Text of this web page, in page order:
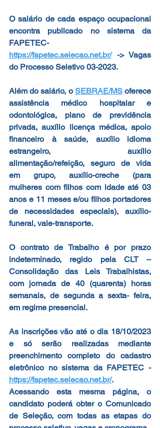
O salário de cada espaço ocupacional
encontra publicado no sistema da
FAPETEC-
https://fapetec.selecao.net.br/ -> Vagas
do Processo Seletivo 03-2023.
Além do salário, o SEBRAE/MS oferece
assistência médico hospitalar e
odontológica, plano de previdência
privada, auxílio licença médica, apoio
financeiro à saúde, auxílio idioma
estrangeiro, auxílio
alimentação/refeição, seguro de vida
em grupo, auxílio-creche (para
mulheres com filhos com idade até 03
anos e 11 meses e/ou filhos portadores
de necessidades especiais), auxílio-
funeral, vale-transporte.
O contrato de Trabalho é por prazo
indeterminado, regido pela CLT –
Consolidação das Leis Trabalhistas,
com jornada de 40 (quarenta) horas
semanais, de segunda a sexta- feira,
em regime presencial.
As inscrições vão até o dia 18/10/2023
e só serão realizadas mediante
preenchimento completo do cadastro
eletrônico no sistema da FAPETEC -
https://fapetec.selecao.net.br/.
Acessando esta mesma página, o
candidato poderá obter o Comunicado
de Seleção, com todas as etapas do